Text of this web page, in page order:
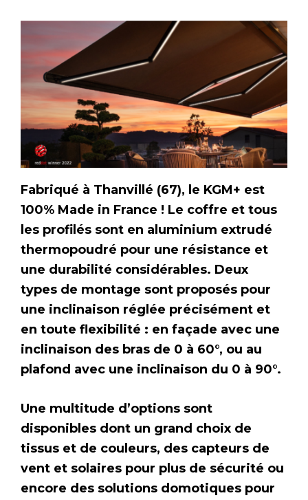
Fabriqué à Thanvillé (67), le KGM+ est
100% Made in France ! Le coffre et tous
les profilés sont en aluminium extrudé
thermopoudré pour une résistance et
une durabilité considérables. Deux
types de montage sont proposés pour
une inclinaison réglée précisément et
en toute flexibilité : en façade avec une
inclinaison des bras de 0 à 60°, ou au
plafond avec une inclinaison du 0 à 90°.
Une multitude d’options sont
disponibles dont un grand choix de
tissus et de couleurs, des capteurs de
vent et solaires pour plus de sécurité ou
encore des solutions domotiques pour